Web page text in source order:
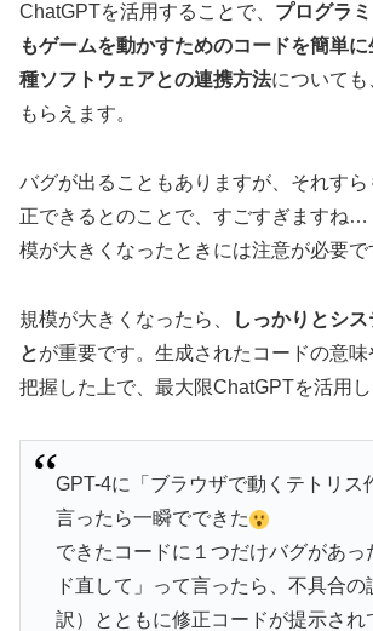
ChatGPTを活用することで、 プログラ
もゲームを動かすためのコードを簡単
種ソフトウェアとの連携方法についても
もらえます。
バグが出ることもありますが、それす
正できるとのことで、すごすぎますね…
模が大きくなったときには注意が必要で
規模が大きくなったら、
しっかりとシ
とが重要です。生成されたコードの意味
把握した上で、最大限ChatGPTを活用し
GPT-4に「ブラウザで動くテトリス
言ったら一瞬でできた
できたコードに１つだけバグがあっ
ド直して」って言ったら、不具合の
訳）とともに修正コードが提示され